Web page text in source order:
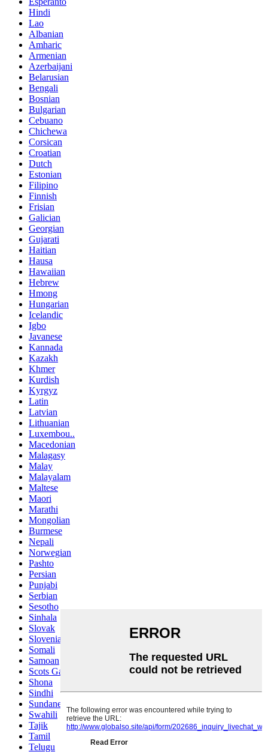
Hindi
Lao
Albanian
Amharic
Armenian
Azerbaijani
Belarusian
Bengali
Bosnian
Bulgarian
Cebuano
Chichewa
Corsican
Croatian
Dutch
Estonian
Filipino
Finnish
Frisian
Galician
Georgian
Gujarati
Haitian
Hausa
Hawaiian
Hebrew
Hmong
Hungarian
Icelandic
Igbo
Javanese
Kannada
Kazakh
Khmer
Kurdish
Kyrgyz
Latin
Latvian
Lithuanian
Luxembou..
Macedonian
Malagasy
Malay
Malayalam
Maltese
Maori
Marathi
Mongolian
Burmese
Nepali
Norwegian
Pashto
Persian
Punjabi
Serbian
Sesotho
Sinhala
Slovak
Slovenian
Somali
Samoan
Scots Gaelic
Shona
Sindhi
Sundanese
Swahili
Tajik
Tamil
Telugu